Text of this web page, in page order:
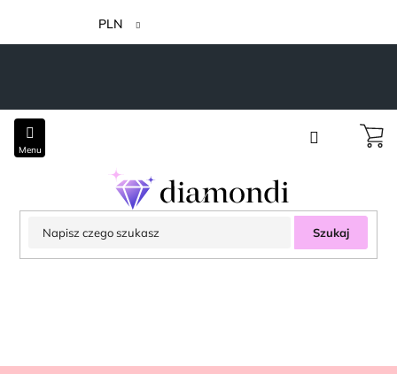
treści
PLN
Szukaj